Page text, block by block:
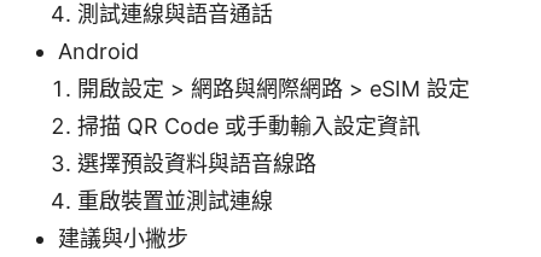
測試連線與語音通話
Android
開啟設定 > 網路與網際網路 > eSIM 設定
掃描 QR Code 或手動輸入設定資訊
選擇預設資料與語音線路
重啟裝置並測試連線
建議與小撇步